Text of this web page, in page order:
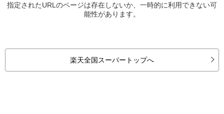
指定されたURLのページは存在しないか、一時的に利用できない可
能性があります。
楽天全国スーパートップへ